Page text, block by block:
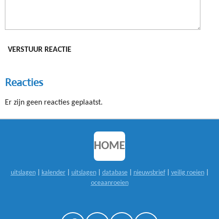
VERSTUUR REACTIE
Reacties
Er zijn geen reacties geplaatst.
HOME
uitslagen| kalender| uitslagen| database| nieuwsbrief| veilig roeien|
oceaanroeien